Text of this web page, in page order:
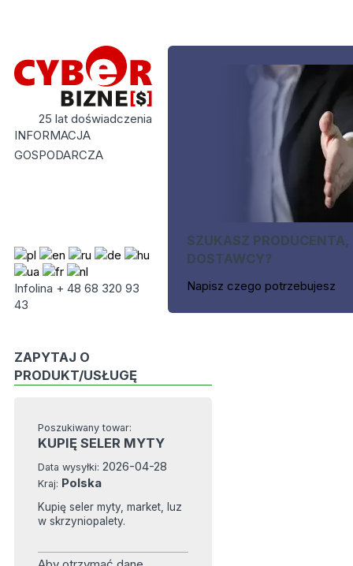
25 lat doświadczenia
INFORMACJA
GOSPODARCZA
Infolina + 48 68 320 93
43
SZUKASZ PRODUCENTA,
DOSTAWCY?
Napisz czego potrzebujesz
ZAPYTAJ O
PRODUKT/USŁUGĘ
Poszukiwany towar:
KUPIĘ SELER MYTY
Data wysyłki: 2026-04-28
Kraj: Polska
Kupię seler myty, market, luz
w skrzyniopalety.